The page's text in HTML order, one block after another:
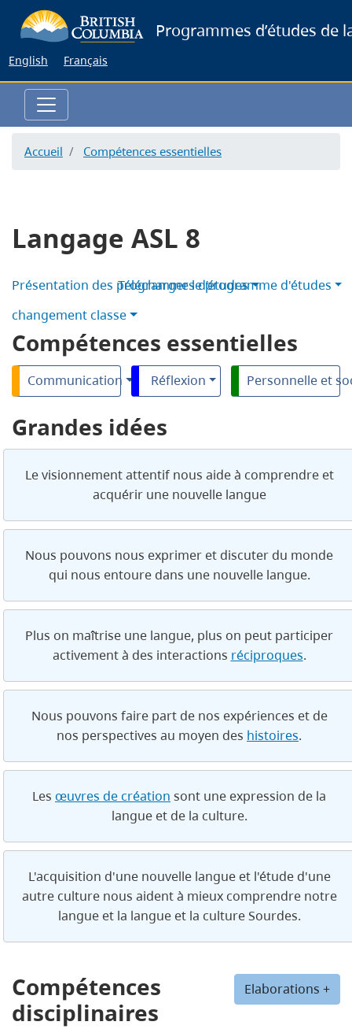
to
Programmes d’études de
English Français
Accueil Compétences essentielles
Langage ASL 8
Télécharger le programme d'études
Présentation des programmes d’études
changement classe
Compétences essentielles
Communication Réflexion Personnelle et
Grandes idées
Le visionnement attentif nous aide à comprendre et
acquérir une nouvelle langue
Nous pouvons nous exprimer et discuter du monde
qui nous entoure dans une nouvelle langue.
Plus on maîtrise une langue, plus on peut participer
activement à des interactions réciproques.
Nous pouvons faire part de nos expériences et de
nos perspectives au moyen des histoires.
Les œuvres de création sont une expression de la
langue et de la culture.
L'acquisition d'une nouvelle langue et l'étude d'une
autre culture nous aident à mieux comprendre notre
langue et la langue et la culture Sourdes.
Elaborations +
Compétences
disciplinaires